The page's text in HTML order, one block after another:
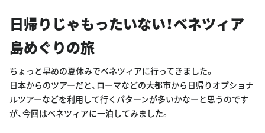
日帰りじゃもったいない！ベネツィア
島めぐりの旅
ちょっと早めの夏休みでベネツィアに行ってきました。
日本からのツアーだと、ローマなどの大都市から日帰りオプショナ
ルツアーなどを利用して行くパターンが多いかなーと思うのです
が、今回はベネツィアに一泊してみました。